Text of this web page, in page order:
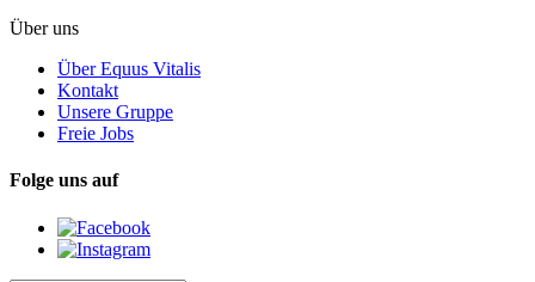
Über uns
Über Equus Vitalis
Kontakt
Unsere Gruppe
Freie Jobs
Folge uns auf